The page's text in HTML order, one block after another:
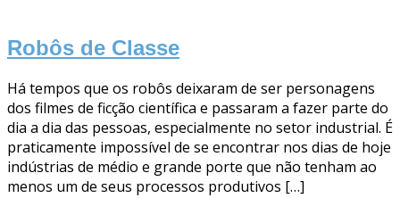
Robôs de Classe
Há tempos que os robôs deixaram de ser personagens
dos filmes de ficção científica e passaram a fazer parte do
dia a dia das pessoas, especialmente no setor industrial. É
praticamente impossível de se encontrar nos dias de hoje
indústrias de médio e grande porte que não tenham ao
menos um de seus processos produtivos […]